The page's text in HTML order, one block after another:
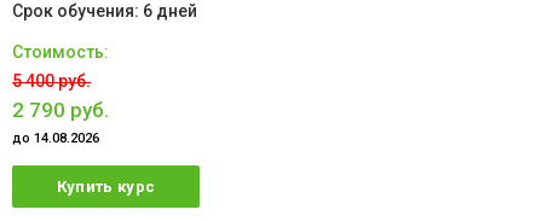
6 дней
5 400 руб.
2 790 руб.
до 14.08.2026
Купить курс